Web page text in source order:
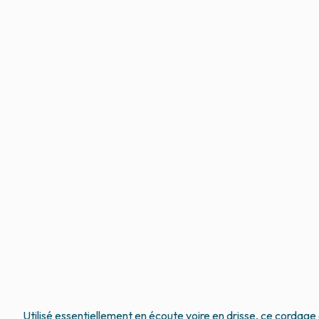
Utilisé essentiellement en écoute voire en drisse, ce